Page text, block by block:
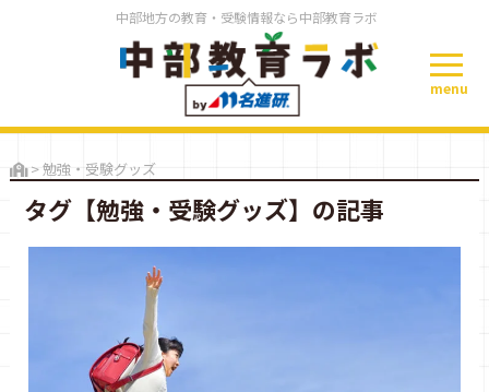
中部地方の教育・受験情報なら中部教育ラボ
menu
>勉強・受験グッズ
タグ【勉強・受験グッズ】の記事